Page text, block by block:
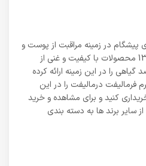
پیشگام در زمینه مراقبت از پوست و
مو در ایران بوده و از سال 1393 محصولات با کیفیت و غنی از
را در این زمینه ارائه کرده
درمالیفت را در این
کنید و برای مشاهده و خرید
سایر برند ها به دسته بندی